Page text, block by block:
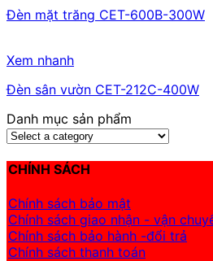
Đèn mặt trăng CET-600B-300W
Xem nhanh
Đèn sân vườn CET-212C-400W
Danh mục sản phẩm
CHÍNH SÁCH
Chính sách bảo mật
Chính sách giao nhận - vận
Chính sách bảo hành -đổi trả
Chính sách thanh toán